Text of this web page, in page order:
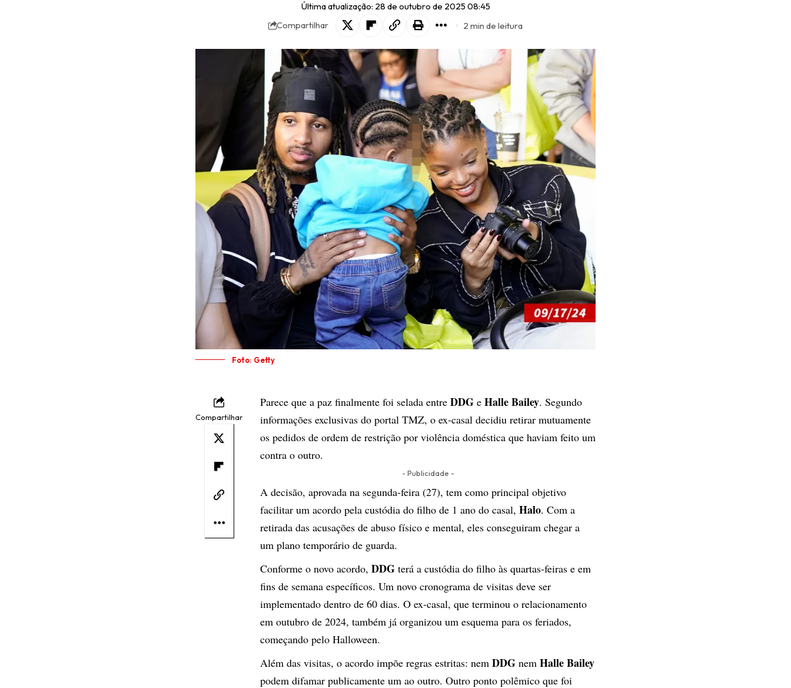
Última atualização: 28 de outubro de 2025 08:45
Compartilhar 2 min de leitura
Foto: Getty
Compartilhar
Parece que a paz finalmente foi selada entre DDG e Halle Bailey. Segundo
informações exclusivas do portal TMZ, o ex-casal decidiu retirar mutuamente
os pedidos de ordem de restrição por violência doméstica que haviam feito um
contra o outro.
- Publicidade -
A decisão, aprovada na segunda-feira (27), tem como principal objetivo
facilitar um acordo pela custódia do filho de 1 ano do casal, Halo. Com a
retirada das acusações de abuso físico e mental, eles conseguiram chegar a
um plano temporário de guarda.
Conforme o novo acordo, DDG terá a custódia do filho às quartas-feiras e em
fins de semana específicos. Um novo cronograma de visitas deve ser
implementado dentro de 60 dias. O ex-casal, que terminou o relacionamento
em outubro de 2024, também já organizou um esquema para os feriados,
começando pelo Halloween.
Além das visitas, o acordo impõe regras estritas: nem DDG nem Halle Bailey
podem difamar publicamente um ao outro. Outro ponto polêmico que foi